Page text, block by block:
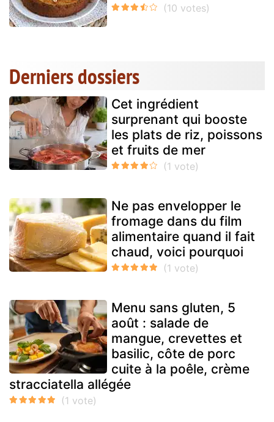
Derniers dossiers
Cet ingrédient
surprenant qui booste
les plats de riz, poissons
et fruits de mer
Ne pas envelopper le
fromage dans du film
alimentaire quand il fait
chaud, voici pourquoi
Menu sans gluten, 5
août : salade de
mangue, crevettes et
basilic, côte de porc
cuite à la poêle, crème
stracciatella allégée